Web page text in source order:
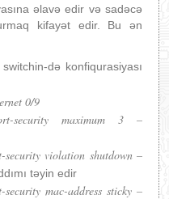
əlavə edir və sadəcə
kifayət edir. Bu ən
də konfiqurasiyası
0/9
security maximum 3 –
security violation shutdown –
təyin edir
mac-address sticky –